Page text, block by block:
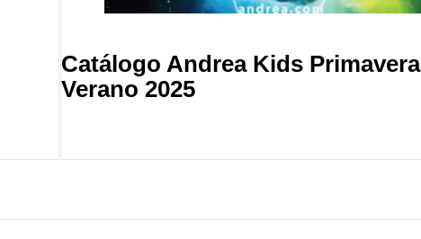
Catálogo Andrea Kids Primavera
Verano 2025